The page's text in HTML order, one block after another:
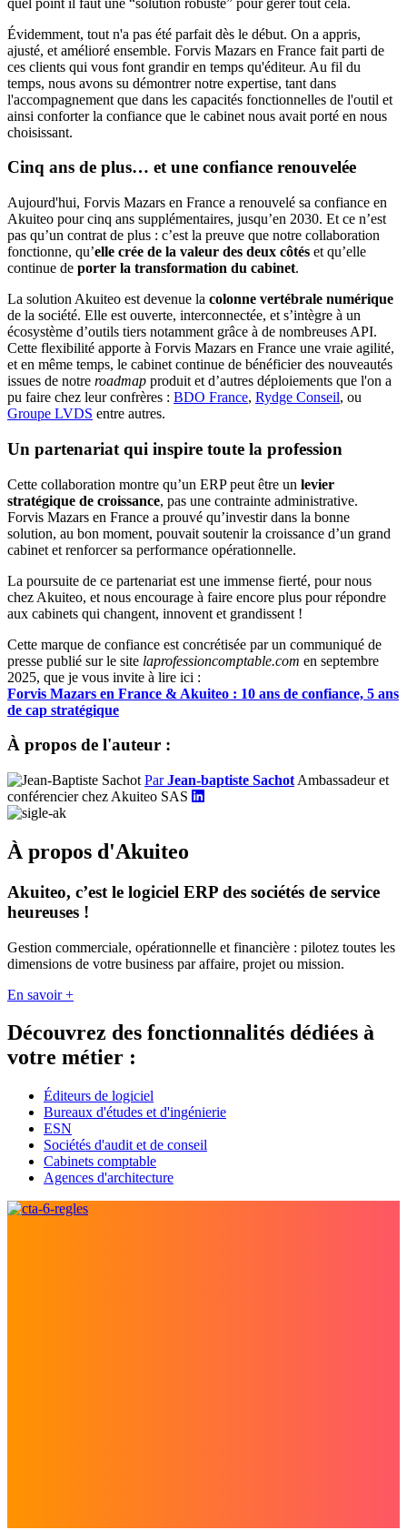
Évidemment, tout n'a pas été parfait dès le début. On a appris,
ajusté, et amélioré ensemble. Forvis Mazars en France fait parti de
ces clients qui vous font grandir en temps qu'éditeur. Au fil du
temps, nous avons su démontrer notre expertise, tant dans
l'accompagnement que dans les capacités fonctionnelles de l'outil et
ainsi conforter la confiance que le cabinet nous avait porté en nous
choisissant.
Cinq ans de plus… et une confiance renouvelée
Aujourd'hui, Forvis Mazars en France a renouvelé sa confiance en
Akuiteo pour cinq ans supplémentaires, jusqu’en 2030. Et ce n’est
pas qu’un contrat de plus : c’est la preuve que notre collaboration
fonctionne, qu’elle crée de la valeur des deux côtés et qu’elle
continue de porter la transformation du cabinet.
La solution Akuiteo est devenue la colonne vertébrale numérique
de la société. Elle est ouverte, interconnectée, et s’intègre à un
écosystème d’outils tiers notamment grâce à de nombreuses API.
Cette flexibilité apporte à Forvis Mazars en France une vraie agilité,
et en même temps, le cabinet continue de bénéficier des nouveautés
issues de notre roadmap produit et d’autres déploiements que l'on a
pu faire chez leur confrères : BDO France, Rydge Conseil, ou
Groupe LVDS entre autres.
Un partenariat qui inspire toute la profession
Cette collaboration montre qu’un ERP peut être un levier
stratégique de croissance, pas une contrainte administrative.
Forvis Mazars en France a prouvé qu’investir dans la bonne
solution, au bon moment, pouvait soutenir la croissance d’un grand
cabinet et renforcer sa performance opérationnelle.
La poursuite de ce partenariat est une immense fierté, pour nous
chez Akuiteo, et nous encourage à faire encore plus pour répondre
aux cabinets qui changent, innovent et grandissent !
Cette marque de confiance est concrétisée par un communiqué de
presse publié sur le site laprofessioncomptable.com en septembre
2025, que je vous invite à lire ici :
Forvis Mazars en France & Akuiteo : 10 ans de confiance, 5 ans
de cap stratégique
À propos de l'auteur :
ParJean-baptiste Sachot Ambassadeur et
conférencier chez Akuiteo SAS
À propos d'Akuiteo
Akuiteo, c’est le logiciel ERP des sociétés de service
heureuses !
Gestion commerciale, opérationnelle et financière : pilotez toutes les
dimensions de votre business par affaire, projet ou mission.
En savoir +
Découvrez des fonctionnalités dédiées à
votre métier :
Éditeurs de logiciel
Bureaux d'études et d'ingénierie
ESN
Sociétés d'audit et de conseil
Cabinets comptable
Agences d'architecture